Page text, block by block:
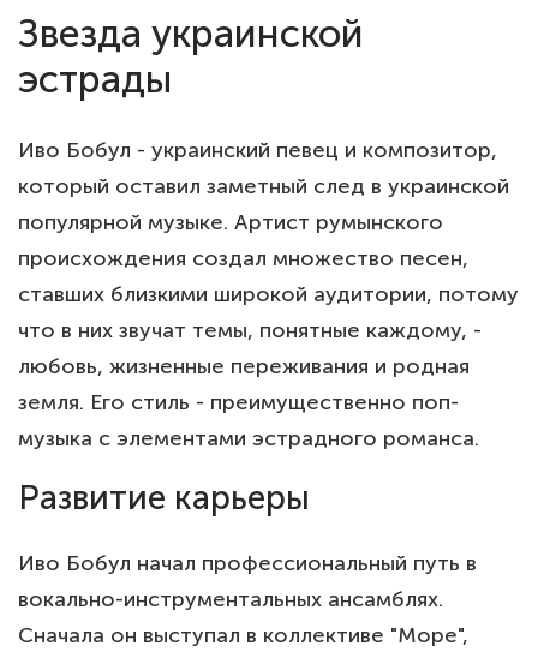
Звезда украинской
эстрады
Иво Бобул - украинский певец и композитор,
который оставил заметный след в украинской
популярной музыке. Артист румынского
происхождения создал множество песен,
ставших близкими широкой аудитории, потому
что в них звучат темы, понятные каждому, -
любовь, жизненные переживания и родная
земля. Его стиль - преимущественно поп-
музыка с элементами эстрадного романса.
Развитие карьеры
Иво Бобул начал профессиональный путь в
вокально-инструментальных ансамблях.
Сначала он выступал в коллективе "Море",